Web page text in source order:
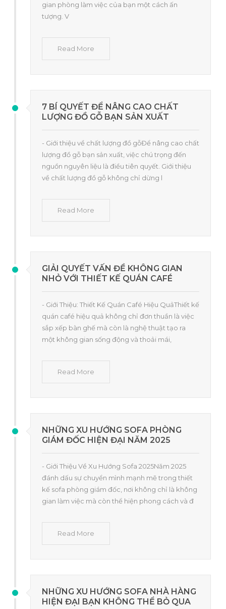
gian phòng làm việc của bạn một cách ấn
tượng. V
Read More
7 BÍ QUYẾT ĐỂ NÂNG CAO CHẤT
LƯỢNG ĐỒ GỖ BẠN SẢN XUẤT
- Giới thiệu về chất lượng đồ gỗĐể nâng cao chất
lượng đồ gỗ bạn sản xuất, việc chú trọng đến
nguồn nguyên liệu là điều tiên quyết. Giới thiệu
về chất lượng đồ gỗ không chỉ dừng l
Read More
GIẢI QUYẾT VẤN ĐỀ KHÔNG GIAN
NHỎ VỚI THIẾT KẾ QUÁN CAFÉ
- Giới Thiệu: Thiết Kế Quán Café Hiệu QuảThiết kế
quán café hiệu quả không chỉ đơn thuần là việc
sắp xếp bàn ghế mà còn là nghệ thuật tạo ra
một không gian sống động và thoải mái,
Read More
NHỮNG XU HƯỚNG SOFA PHÒNG
GIÁM ĐỐC HIỆN ĐẠI NĂM 2025
- Giới Thiệu Về Xu Hướng Sofa 2025Năm 2025
đánh dấu sự chuyển mình mạnh mẽ trong thiết
kế sofa phòng giám đốc, nơi không chỉ là không
gian làm việc mà còn thể hiện phong cách và đ
Read More
NHỮNG XU HƯỚNG SOFA NHÀ HÀNG
HIỆN ĐẠI BẠN KHÔNG THỂ BỎ QUA